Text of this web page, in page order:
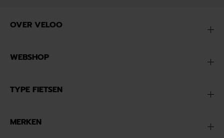
OVER VELOO
WEBSHOP
TYPE FIETSEN
MERKEN